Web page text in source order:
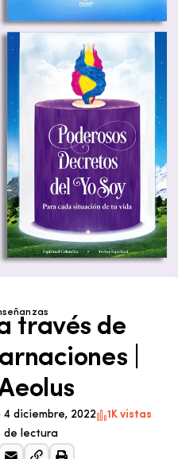
través de
|
4 diciembre, 2022
1K vistas
de lectura